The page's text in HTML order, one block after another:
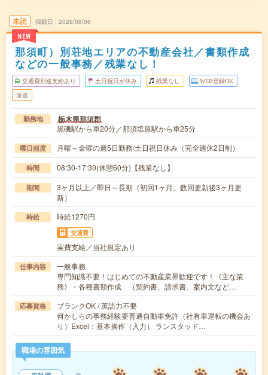
未読
NEW
掲載日 2026/08/06
那須町）別荘地エリアの不動産会社／書類作成
などの一般事務／残業なし！
交通費別途支給あり 土日祝日が休み 残業なし WEB登録OK
派遣
勤務地 栃木県那須郡
黒磯駅から車20分／那須塩原駅から車25分
曜日頻度 月曜～金曜の週5日勤務/土日祝日休み（完全週休2日制）
時間 08:30-17:30(休憩60分)【残業なし】
期間
3ヶ月以上／即日～長期（初回1ヶ月、数回更新後3ヶ月更
新）
時給 時給1270円
交通費
実費支給／当社規定あり
仕事内容
一般事務
専門知識不要！はじめての不動産業界歓迎です！《主な業
務》・各種書類作成 （契約書、請求書、案内文など…
応募資格
ブランクOK / 英語力不要
何かしらの事務経験要普通自動車免許（社有車運転の機会あ
り）Excel：基本操作（入力） ランスタッド…
職場の雰囲気